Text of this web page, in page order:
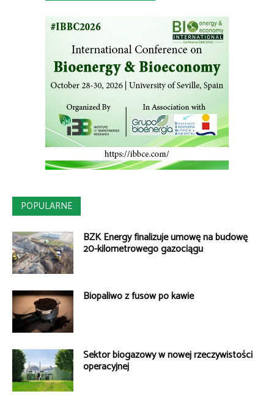
POPULARNE
BZK Energy finalizuje umowę na budowę
20-kilometrowego gazociągu
Biopaliwo z fusów po kawie
Sektor biogazowy w nowej rzeczywistości
operacyjnej